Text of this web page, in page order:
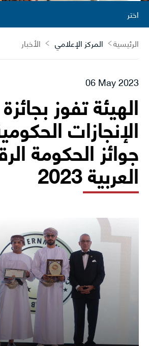
اختر
الرئيسية
المركز الإعلامي الأخبار
06 May 2023
الهيئة تفوز بجائزة
الإنجازات
جوائز الحكومة
العربية 2023